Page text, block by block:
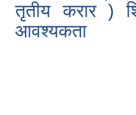
तृतीय करार )
आवश्यकता